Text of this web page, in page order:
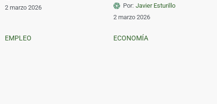
2 marzo 2026
Por: Javier Esturillo
2 marzo 2026
EMPLEO ECONOMÍA